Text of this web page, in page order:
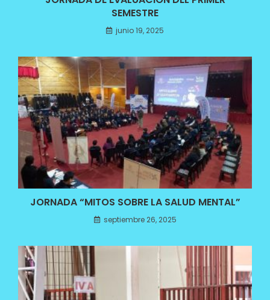
SEMESTRE
junio 19, 2025
JORNADA “MITOS SOBRE LA SALUD MENTAL”
septiembre 26, 2025